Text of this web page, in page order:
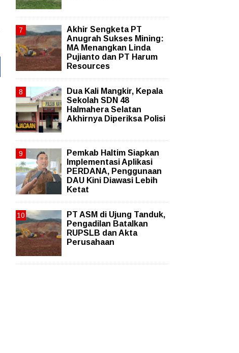
Akhir Sengketa PT
Anugrah Sukses Mining:
MA Menangkan Linda
Pujianto dan PT Harum
Resources
Dua Kali Mangkir, Kepala
Sekolah SDN 48
Halmahera Selatan
Akhirnya Diperiksa Polisi
Pemkab Haltim Siapkan
Implementasi Aplikasi
PERDANA, Penggunaan
DAU Kini Diawasi Lebih
Ketat
PT ASM di Ujung Tanduk,
Pengadilan Batalkan
RUPSLB dan Akta
Perusahaan